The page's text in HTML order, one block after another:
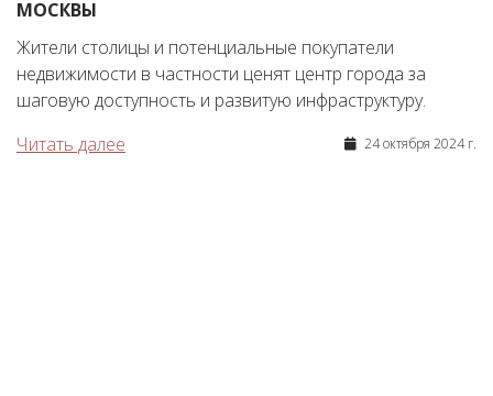
МОСКВЫ
Жители столицы и потенциальные покупатели
недвижимости в частности ценят центр города за
шаговую доступность и развитую инфраструктуру.
Читать далее
24 октября 2024 г.